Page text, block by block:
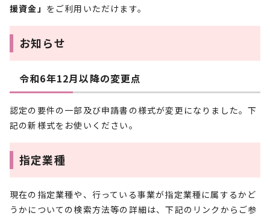
援資金」 をご利用いただけます。
お知らせ
令和6年12月以降の変更点
認定の要件の一部及び申請書の様式が変更になりました。下
記の新様式をお使いください。
指定業種
現在の指定業種や、行っている事業が指定業種に属するかど
うかについての検索方法等の詳細は、下記のリンクからご参